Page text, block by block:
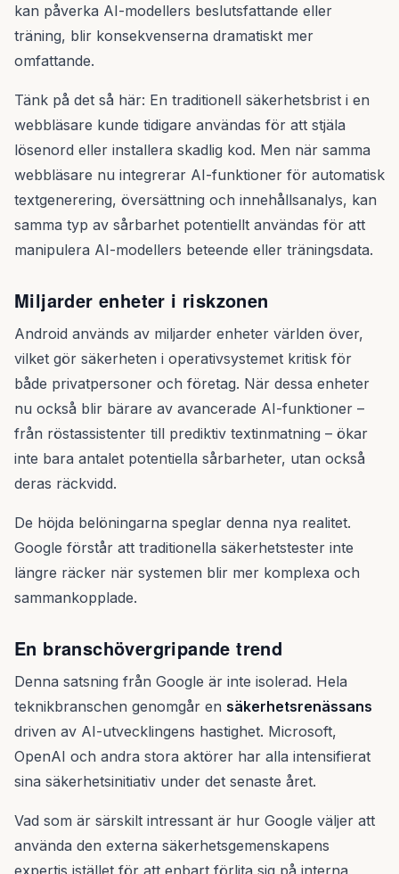
kan påverka AI-modellers beslutsfattande eller
träning, blir konsekvenserna dramatiskt mer
omfattande.
Tänk på det så här: En traditionell säkerhetsbrist i en
webbläsare kunde tidigare användas för att stjäla
lösenord eller installera skadlig kod. Men när samma
webbläsare nu integrerar AI-funktioner för automatisk
textgenerering, översättning och innehållsanalys, kan
samma typ av sårbarhet potentiellt användas för att
manipulera AI-modellers beteende eller träningsdata.
Miljarder enheter i riskzonen
Android används av miljarder enheter världen över,
vilket gör säkerheten i operativsystemet kritisk för
både privatpersoner och företag. När dessa enheter
nu också blir bärare av avancerade AI-funktioner –
från röstassistenter till prediktiv textinmatning – ökar
inte bara antalet potentiella sårbarheter, utan också
deras räckvidd.
De höjda belöningarna speglar denna nya realitet.
Google förstår att traditionella säkerhetstester inte
längre räcker när systemen blir mer komplexa och
sammankopplade.
En branschövergripande trend
Denna satsning från Google är inte isolerad. Hela
teknikbranschen genomgår en säkerhetsrenässans
driven av AI-utvecklingens hastighet. Microsoft,
OpenAI och andra stora aktörer har alla intensifierat
sina säkerhetsinitiativ under det senaste året.
Vad som är särskilt intressant är hur Google väljer att
använda den externa säkerhetsgemenskapens
expertis istället för att enbart förlita sig på interna